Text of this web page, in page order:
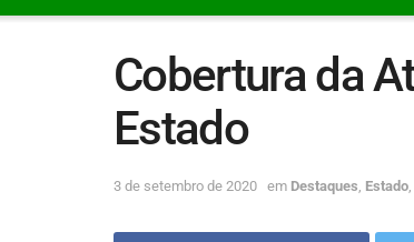
Cobertura da
Estado
3 de setembro de 2020 em Destaques Estado